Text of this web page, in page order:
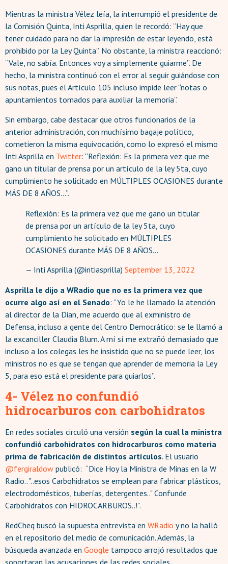
Mientras la ministra Vélez leía, la interrumpió el presidente de
la Comisión Quinta, Inti Asprilla, quien le recordó: “Hay que
tener cuidado para no dar la impresión de estar leyendo, está
prohibido por la Ley Quinta”. No obstante, la ministra reaccionó:
“Vale, no sabía. Entonces voy a simplemente guiarme”. De
hecho, la ministra continuó con el error al seguir guiándose con
sus notas, pues el Artículo 105 incluso impide leer “notas o
apuntamientos tomados para auxiliar la memoria”.
Sin embargo, cabe destacar que otros funcionarios de la
anterior administración, con muchísimo bagaje político,
cometieron la misma equivocación, como lo expresó el mismo
Inti Asprilla en Twitter: “Reflexión: Es la primera vez que me
gano un titular de prensa por un artículo de la ley 5ta, cuyo
cumplimiento he solicitado en MÚLTIPLES OCASIONES durante
MÁS DE 8 AÑOS…”.
Reflexión: Es la primera vez que me gano un titular
de prensa por un artículo de la ley 5ta, cuyo
cumplimiento he solicitado en MÚLTIPLES
OCASIONES durante MÁS DE 8 AÑOS…
— Inti Asprilla (@intiasprilla) September 13, 2022
Asprilla le dijo a WRadio que no es la primera vez que
ocurre algo así en el Senado: “Yo le he llamado la atención
al director de la Dian, me acuerdo que al exministro de
Defensa, incluso a gente del Centro Democrático: se le llamó a
la excanciller Claudia Blum. A mí sí me extrañó demasiado que
incluso a los colegas les he insistido que no se puede leer, los
ministros no es que se tengan que aprender de memoria la Ley
5, para eso está el presidente para guiarlos”.
4- Vélez no confundió
hidrocarburos con carbohidratos
En redes sociales circuló una versión según la cual la ministra
confundió carbohidratos con hidrocarburos como materia
prima de fabricación de distintos artículos. El usuario
@fergiraldow publicó: “Dice Hoy la Ministra de Minas en la W
Radio.. "..esos Carbohidratos se emplean para fabricar plásticos,
electrodomésticos, tuberías, detergentes.." Confunde
Carbohidratos con HIDROCARBUROS..!”.
RedCheq buscó la supuesta entrevista en WRadio y no la halló
en el repositorio del medio de comunicación. Además, la
búsqueda avanzada en Google tampoco arrojó resultados que
soportaran las acusaciones de las redes sociales.